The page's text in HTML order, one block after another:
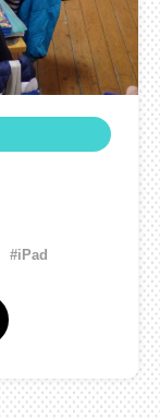
#iPad